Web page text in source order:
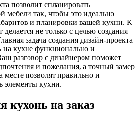
позволит спланировать
мебели так, чтобы это идеально
и планировки вашей кухни. К
не только с целью создания
задача создания дизайн-проекта
кухне функционально и
разговор с дизайнером поможет
и пожелания, а точный замер
позволят правильно и
элементы кухни.
кухонь на заказ